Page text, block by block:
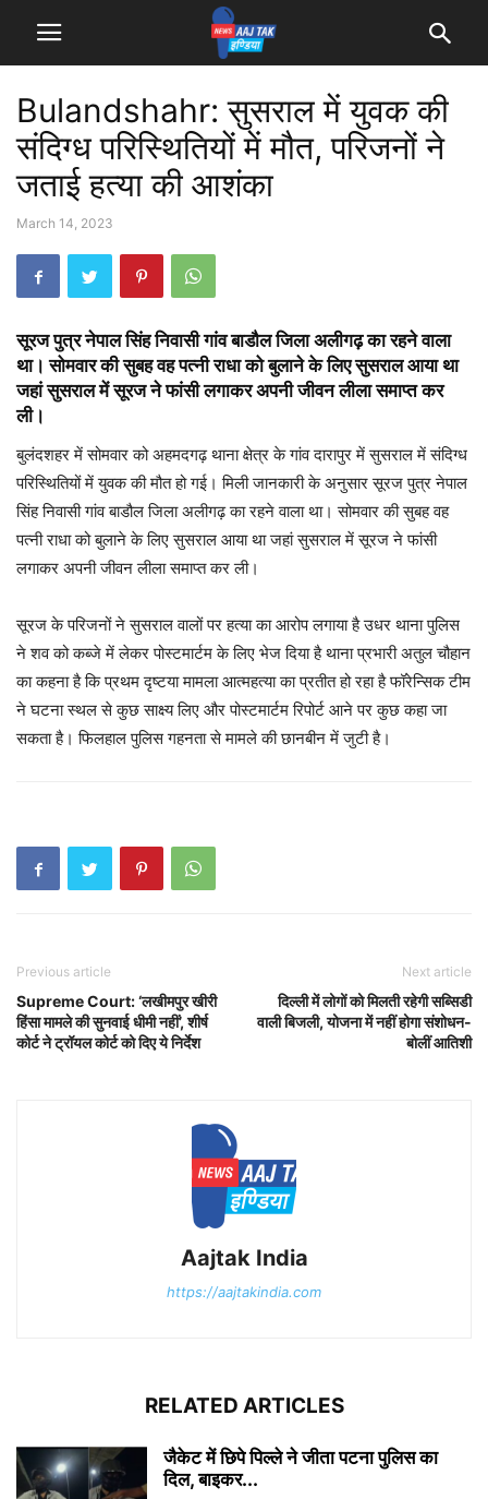
Bulandshahr: सुसराल में युवक की
संदिग्ध परिस्थितियों में मौत, परिजनों ने
जताई हत्या की आशंका
March 14, 2023
सूरज पुत्र नेपाल सिंह निवासी गांव बाडौल जिला अलीगढ़ का रहने वाला
था। सोमवार की सुबह वह पत्नी राधा को बुलाने के लिए सुसराल आया था
जहां सुसराल में सूरज ने फांसी लगाकर अपनी जीवन लीला समाप्त कर
ली।
बुलंदशहर में सोमवार को अहमदगढ़ थाना क्षेत्र के गांव दारापुर में सुसराल में संदिग्ध
परिस्थितियों में युवक की मौत हो गई। मिली जानकारी के अनुसार सूरज पुत्र नेपाल
सिंह निवासी गांव बाडौल जिला अलीगढ़ का रहने वाला था। सोमवार की सुबह वह
पत्नी राधा को बुलाने के लिए सुसराल आया था जहां सुसराल में सूरज ने फांसी
लगाकर अपनी जीवन लीला समाप्त कर ली।
सूरज के परिजनों ने सुसराल वालों पर हत्या का आरोप लगाया है उधर थाना पुलिस
ने शव को कब्जे में लेकर पोस्टमार्टम के लिए भेज दिया है थाना प्रभारी अतुल चौहान
का कहना है कि प्रथम दृष्टया मामला आत्महत्या का प्रतीत हो रहा है फॉरेन्सिक टीम
ने घटना स्थल से कुछ साक्ष्य लिए और पोस्टमार्टम रिपोर्ट आने पर कुछ कहा जा
सकता है। फिलहाल पुलिस गहनता से मामले की छानबीन में जुटी है।
Previous article
Supreme Court: ‘लखीमपुर खीरी
हिंसा मामले की सुनवाई धीमी नहीं’, शीर्ष
कोर्ट ने ट्रॉयल कोर्ट को दिए ये निर्देश
Next article
दिल्ली में लोगों को मिलती रहेगी सब्सिडी
वाली बिजली, योजना में नहीं होगा संशोधन-
बोलीं आतिशी
Aajtak India
https://aajtakindia.com
RELATED ARTICLES
जैकेट में छिपे पिल्ले ने जीता पटना पुलिस का
दिल, बाइकर...